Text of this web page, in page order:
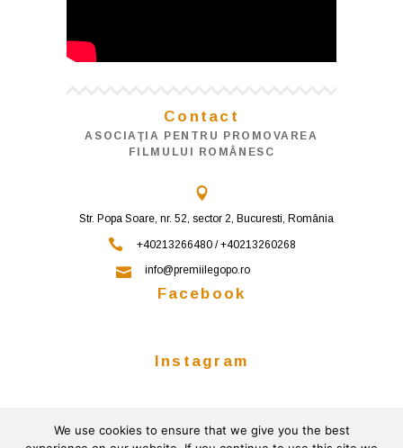
Contact
ASOCIAŢIA PENTRU PROMOVAREA
FILMULUI ROMÂNESC
Str. Popa Soare, nr. 52, sector 2, Bucuresti, România
+40213266480 / +40213260268
info@premiilegopo.ro
Facebook
Instagram
Follow on Instagram
We use cookies to ensure that we give you the best